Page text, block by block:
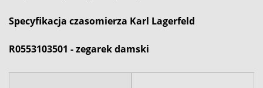
Specyfikacja czasomierza Karl Lagerfeld
R0553103501 - zegarek damski